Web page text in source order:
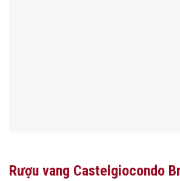
Rượu vang Castelgiocondo